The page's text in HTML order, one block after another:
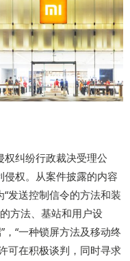
纠纷行政裁决受理公
权。从案件披露的内容
发送控制信令的方法和装
方法、基站和用户设
，“一种锁屏方法及移动终
可在积极谈判，同时寻求